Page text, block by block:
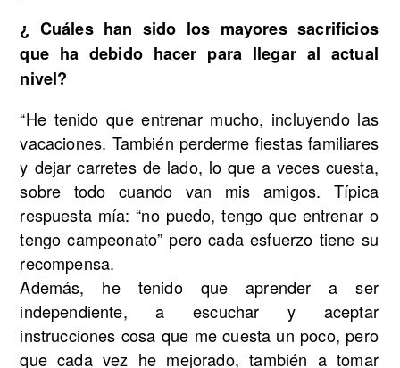
¿ Cuáles han sido los mayores sacrificios
que ha debido hacer para llegar al actual
nivel?
“He tenido que entrenar mucho, incluyendo las
vacaciones. También perderme fiestas familiares
y dejar carretes de lado, lo que a veces cuesta,
sobre todo cuando van mis amigos. Típica
respuesta mía: “no puedo, tengo que entrenar o
tengo campeonato” pero cada esfuerzo tiene su
recompensa.
Además, he tenido que aprender a ser
independiente, a escuchar y aceptar
instrucciones cosa que me cuesta un poco, pero
que cada vez he mejorado, también a tomar